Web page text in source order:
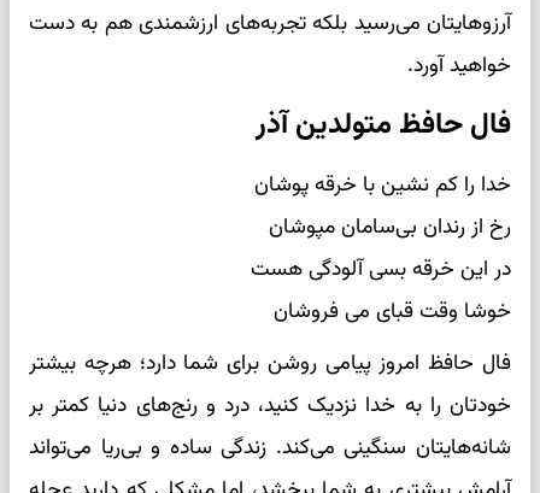
آرزوهایتان می‌رسید بلکه تجربه‌های ارزشمندی هم به دست
خواهید آورد.
فال حافظ متولدین آذر
خدا را کم نشین با خرقه پوشان
رخ از رندان بی‌سامان مپوشان
در این خرقه بسی آلودگی هست
خوشا وقت قبای می فروشان
فال حافظ امروز پیامی روشن برای شما دارد؛ هرچه بیشتر
خودتان را به خدا نزدیک کنید، درد و رنج‌های دنیا کمتر بر
شانه‌هایتان سنگینی می‌کند. زندگی ساده و بی‌ریا می‌تواند